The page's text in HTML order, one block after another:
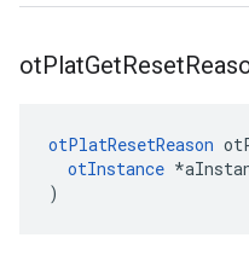
otPlatGetReset
otPlatResetReason
otInstance *
)